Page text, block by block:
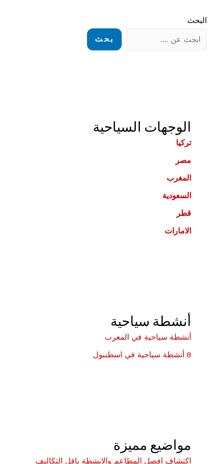
البحث
بحث
الوجهات السياحية
تركيا
مصر
المغرب
السعودية
قطر
الامارات
أنشطة سياحية
أنشطة سياحية في المغرب
8 أنشطة سياحية في اسطنبول
مواضيع مميزة
اكتشاف افضل المطاعم والانشطة باقل التكاليف
اماكن
سياحية